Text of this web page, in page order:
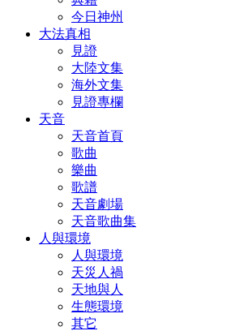
今日神州
大法真相
見證
大陸文集
海外文集
見證專欄
天音
天音首頁
歌曲
樂曲
歌譜
天音劇場
天音歌曲集
人與環境
人與環境
天災人禍
天地與人
生態環境
其它